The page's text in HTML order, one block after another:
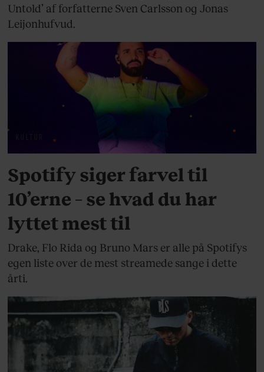
Untold’ af forfatterne Sven Carlsson og Jonas
Leijonhufvud.
Spotify siger farvel til
10’erne – se hvad du har
lyttet mest til
Drake, Flo Rida og Bruno Mars er alle på Spotifys
egen liste over de mest streamede sange i dette
årti.